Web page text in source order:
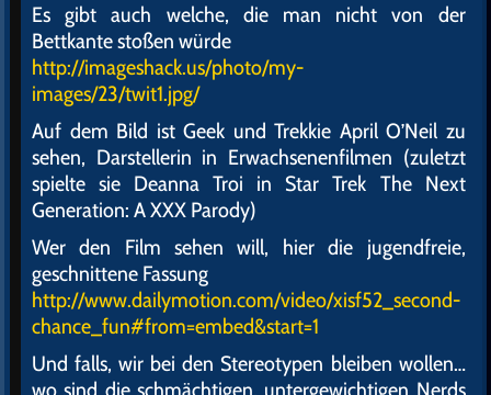
Es gibt auch welche, die man nicht von der
Bettkante stoßen würde
http://imageshack.us/photo/my-
images/23/twit1.jpg/
Auf dem Bild ist Geek und Trekkie April O’Neil zu
sehen, Darstellerin in Erwachsenenfilmen (zuletzt
spielte sie Deanna Troi in Star Trek The Next
Generation: A XXX Parody)
Wer den Film sehen will, hier die jugendfreie,
geschnittene Fassung
http://www.dailymotion.com/video/xisf52_second-
chance_fun#from=embed&start=1
Und falls, wir bei den Stereotypen bleiben wollen…